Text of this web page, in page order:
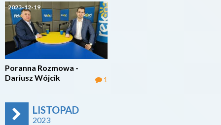
2023-12-19
Poranna Rozmowa -
Dariusz Wójcik
1
LISTOPAD
2023